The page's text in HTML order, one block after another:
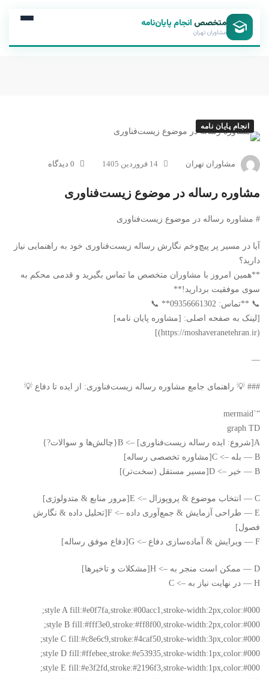
متخصص انجام پایان‌نامه
مشاوران تهران
انجام پایان نامه
مشاوران تهران 14 فروردین 1405 0 دیدگاه
مشاوره رساله در موضوع زیست‌فناوری
# مشاوره رساله در موضوع زیست‌فناوری
آیا در مسیر پر پیچ‌وخم نگارش رساله زیست‌فناوری خود به راهنمایی نیاز
دارید؟
**همین امروز با مشاوران متخصص ما تماس بگیرید و قدمی محکم به
سوی موفقیت بردارید!**
📞 **تماس: 09356661302** 📞
[لینک به صفحه اصلی: [مشاوره پایان نامه]
(https://moshaveranetehran.ir)]
—
### 💡 راهنمای جامع مشاوره رساله زیست‌فناوری: از ایده تا دفاع 💡
“`mermaid
graph TD
A[شروع: ایده رساله زیست‌فناوری] –> B{چالش‌ها و سوالات?}
B — بله –> C[مشاوره تخصصی رساله]
B — خیر –> D[مسیر مستقل (سخت‌تر)]
C — انتخاب موضوع & پروپوزال –> E[مرور منابع & متدولوژی]
E — طراحی آزمایش & جمع‌آوری داده –> F[تحلیل داده & نگارش
فصول]
F — ویرایش & آماده‌سازی دفاع –> G[دفاع موفق رساله]
D — ممکن است منجر به –> H[مشکلات و تاخیرها]
H — در نهایت نیاز به –> C
style A fill:#e0f7fa,stroke:#00acc1,stroke-width:2px,color:#000;
style B fill:#fff3e0,stroke:#ff8f00,stroke-width:2px,color:#000;
style C fill:#c8e6c9,stroke:#4caf50,stroke-width:3px,color:#000;
style D fill:#ffebee,stroke:#e53935,stroke-width:1px,color:#000;
style E fill:#e3f2fd,stroke:#2196f3,stroke-width:1px,color:#000;